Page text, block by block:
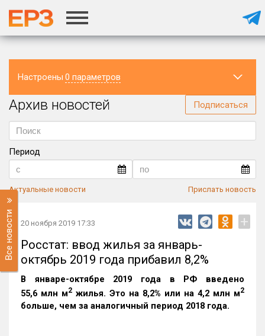
Настроены 0 параметров
Регион
Архив новостей Подписаться
Период
Актуальные новости Прислать новость
Все новости 20 ноября 2019 17:33 +
Росстат: ввод жилья за январь-
октябрь 2019 года прибавил 8,2%
В январе-октябре 2019 года в РФ введено
55,6 млн м2 жилья. Это на 8,2% или на 4,2 млн м2
больше, чем за аналогичный период 2018 года.